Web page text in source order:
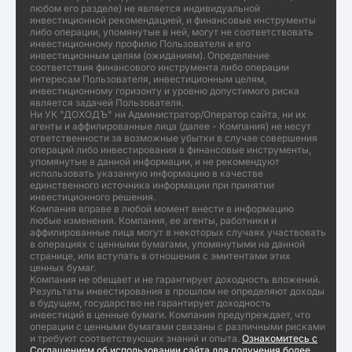
любом его разделе) не является индивидуальной
инвестиционной рекомендацией, и финансовые инструменты
либо операции, упомянутые в ней, могут не соответствовать
инвестиционному профилю Пользователя и его
инвестиционным целям (ожиданиям). Определение
соответствия финансового инструмента либо операции
интересам Пользователя, инвестиционным целям,
инвестиционному горизонту и уровню допустимого риска
является задачей Пользователя.
Ни УК "ДОХОДЪ" ни Администратор/Оператор сайта, ни их
агенты и аффилированные лица (далее - Компания) не несут
ответственности за возможные убытки в случае совершения
операций либо инвестирования в финансовые инструменты,
упомянутые в данной информации, и не рекомендуют
использовать указанную информацию в качестве
единственного источника информации при принятии
инвестиционного решения.
Компания вправе в любой момент внести в информацию
любые изменения. Компания, ее агенты, работники и
аффилированные лица могут в некоторых случаях участвовать
в операциях с ценными бумагами, упомянутыми на данной
странице, или вступать в отношения с эмитентами этих
ценных бумаг.
Компания не обещает и не гарантирует доходность вложений.
Результаты инвестирования в прошлом не определяют доходы
в будущем, государство не гарантирует доходность
инвестиций в ценные бумаги. Компания предупреждает, что
операции с ценными бумагами связаны с различными рисками
и требуют соответствующих знаний и опыта. Ознакомитесь с